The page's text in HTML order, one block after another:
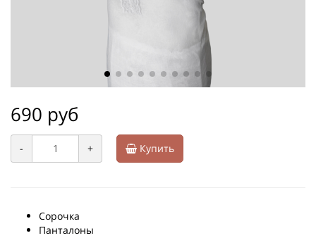
690 руб
- + Купить
Сорочка
Панталоны